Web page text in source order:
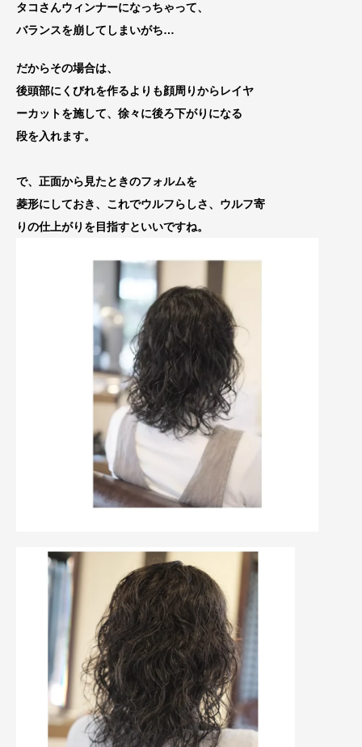
タコさんウィンナーになっちゃって、
バランスを崩してしまいがち…
だからその場合は、
後頭部にくびれを作るよりも顔周 りからレイヤ
ーカットを施して、徐々に後ろ下がりになる
段を入れます。
で、正面から見たときのフォルムを
菱形にしておき、これでウルフらしさ、ウルフ寄
りの仕上がりを目指すといいですね。